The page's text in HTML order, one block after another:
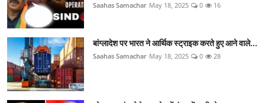
Saahas Samachar May 18, 2025 0 16
बांग्लादेश पर भारत ने आर्थिक स्ट्राइक करते हुए आने वाले...
Saahas Samachar May 18, 2025 0 28